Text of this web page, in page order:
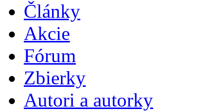
Články
Akcie
Fórum
Zbierky
Autori a autorky